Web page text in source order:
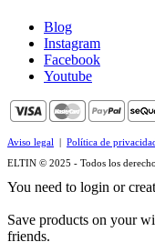
Blog
Instagram
Facebook
Youtube
Aviso legal Política de
ELTIN © 2025 - Todos los
You need to login or
Save products on your
friends.